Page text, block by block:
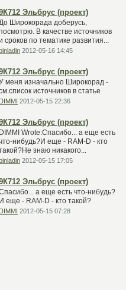
Эльбрус (проект)
Широкорада доберусь,
В качестве источников
сроков по тематике развития...
2012-05-16 14:45
Эльбрус (проект)
меня изначально Широкорад -
источников в статье
DIMMI 2012-05-15 22:36
Эльбрус (проект)
DIMMI Wrote:Спасибо... а еще есть
нибудь?И еще - RAM-D - кто
знаю никакого...
2012-05-15 17:05
Эльбрус (проект)
а еще есть что-нибудь?
И еще - RAM-D - кто такой?
DIMMI 2012-05-15 07:28